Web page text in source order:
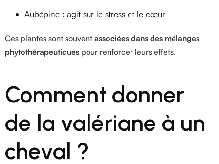
Aubépine : agit sur le stress et le cœur
Ces plantes sont souvent associées dans des mélanges
phytothérapeutiques pour renforcer leurs effets.
Comment donner
de la valériane à un
cheval ?